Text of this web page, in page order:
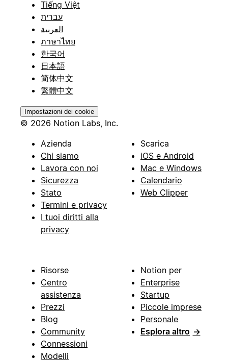
Tiếng Việt
עברית
العربية
ภาษาไทย
한국어
日本語
简体中文
繁體中文
Impostazioni dei cookie
© 2026 Notion Labs, Inc.
Azienda
Chi siamo
Lavora con noi
Sicurezza
Stato
Termini e privacy
I tuoi diritti alla
privacy
Scarica
iOS e Android
Mac e Windows
Calendario
Web Clipper
Risorse
Centro
assistenza
Prezzi
Blog
Community
Connessioni
Modelli
Notion per
Enterprise
Startup
Piccole imprese
Personale
Esplora altro →